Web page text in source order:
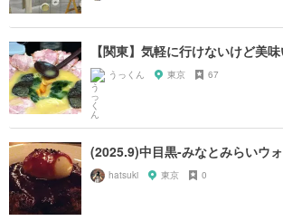
【関東】気軽に行けないけど美
うっくん 東京 67
(2025.9)中目黒-みなとみらいウ
hatsuki 東京 0